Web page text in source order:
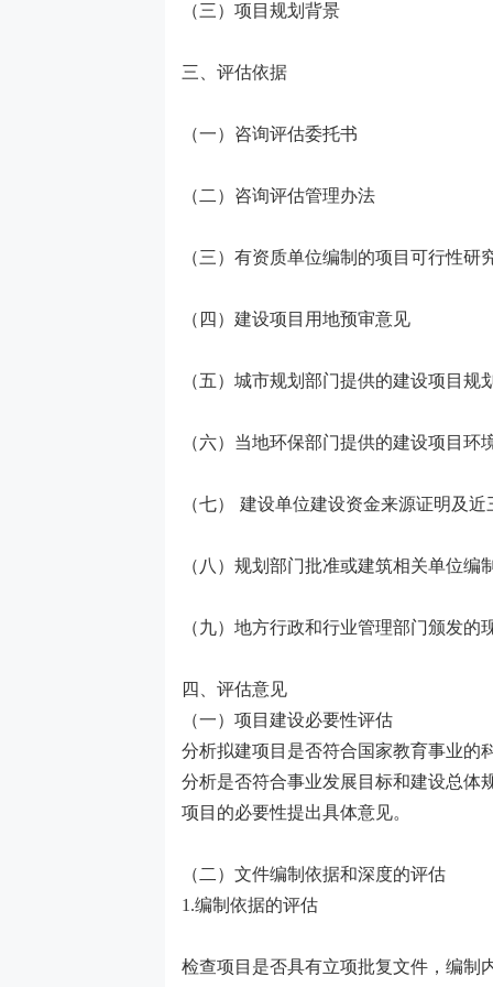
（三）项目规划背景
三、评估依据
（一）咨询评估委托书
（二）咨询评估管理办法
（三）有资质单位编制的项目可行性研
（四）建设项目用地预审意见
（五）城市规划部门提供的建设项目规
（六）当地环保部门提供的建设项目环
（七） 建设单位建设资金来源证明及
（八）规划部门批准或建筑相关单位编
（九）地方行政和行业管理部门颁发的
四、评估意见
（一）项目建设必要性评估
分析拟建项目是否符合国家教育事业的
分析是否符合事业发展目标和建设总体
项目的必要性提出具体意见。
（二）文件编制依据和深度的评估
1.编制依据的评估
检查项目是否具有立项批复文件，编制